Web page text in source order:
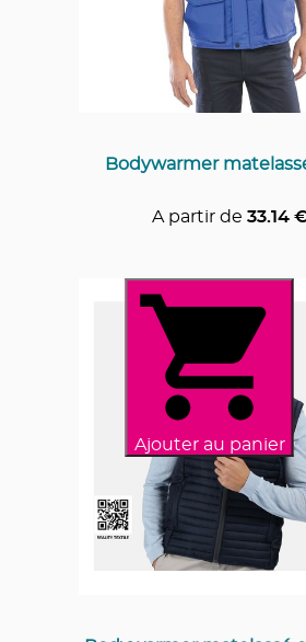
Bodywarmer
A partir de 33.14
Ajouter au panier